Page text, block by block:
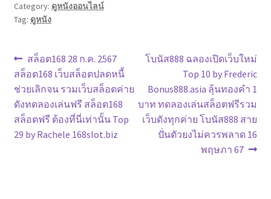
Category: ดูหนังออนไลน์
Tag: ดูหนัง
แนะแนว
เรื่อง
Previous
post:
สล็อต168 28 ก.ค. 2567
สล็อต168 เว็บสล็อตปลดหนี้
ช่วยเลิกจน รวมเว็บสล็อตค่าย
ดังทดลองเล่นฟรี สล็อต168
สล็อตฟรี ต้องที่นี่เท่านั้น Top
29 by Rachele 168slot.biz
Next
โบนัส888 ฉลองเปิดเว็บใหม่
Top 10 by Frederic
Bonus888.asia ลุ้นทองคำ 1
บาท ทดลองเล่นสล็อตฟรีรวม
เว็บดังทุกค่าย โบนัส888 สาย
ปั่นตัวยงไม่ควรพลาด 16
พฤษภา 67